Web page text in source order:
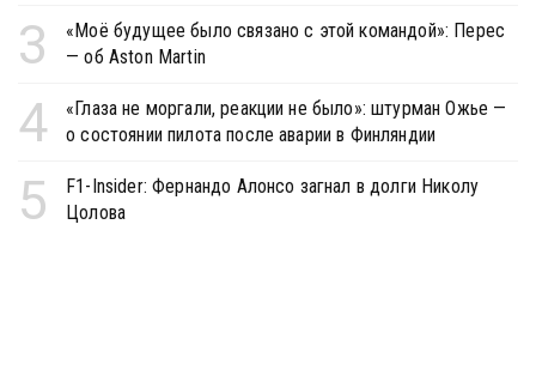
3
«Моё будущее было связано с этой командой»: Перес
— об Aston Martin
4
«Глаза не моргали, реакции не было»: штурман Ожье —
о состоянии пилота после аварии в Финляндии
5
F1-Insider: Фернандо Алонсо загнал в долги Николу
Цолова